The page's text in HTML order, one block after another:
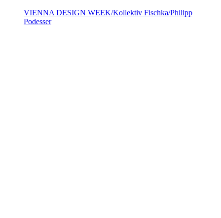
VIENNA DESIGN WEEK/Kollektiv Fischka/Philipp
Podesser